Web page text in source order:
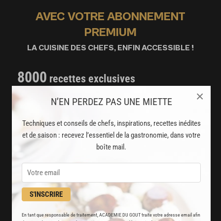
N’EN PERDEZ PAS UNE MIETTE
Techniques et conseils de chefs, inspirations, recettes inédites
et de saison : recevez l’essentiel de la gastronomie, dans votre
boîte mail.
S'INSCRIRE
En tant que responsable de traitement, ACADEMIE DU GOUT traite votre adresse email afin
×
AVEC VOTRE ABONNEMENT
PREMIUM
LA CUISINE DES CHEFS, ENFIN ACCESSIBLE !
8000 recettes exclusives
partagées par vos chefs préférés
2000
vidéos de recettes
et techniques de cuisine et pâtisserie
disponibles chaque semaine
Stop pub
un service garanti sans publicité